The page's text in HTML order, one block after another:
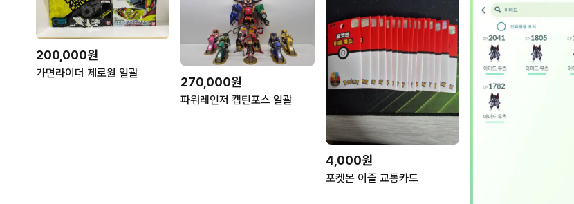
200,000원
가면라이더 제로원 일괄
270,000원
파워레인저 캡틴포스 일괄
4,000원
포켓몬 이즐 교통카드